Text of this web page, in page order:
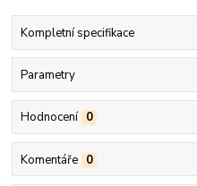
Kompletní specifikace
Parametry
Hodnocení 0
Komentáře 0